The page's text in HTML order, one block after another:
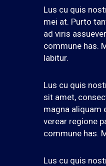
Lus cu quis
mei at. Purto
ad viris
commune has.
labitur.
Lus cu quis
sit amet,
magna aliquam
verear regione
commune has.
Lus cu quis